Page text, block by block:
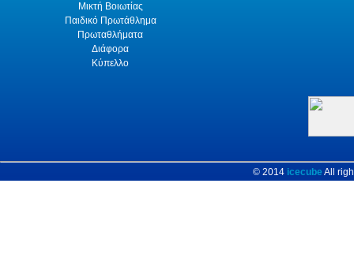
Μικτή Βοιωτίας
Παιδικό Πρωτάθλημα
Πρωταθλήματα
Διάφορα
Κύπελλο
© 2014 icecube All